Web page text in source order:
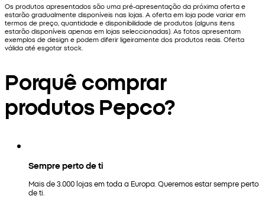
Os produtos apresentados são uma pré-apresentação da próxima oferta e
estarão gradualmente disponíveis nas lojas. A oferta em loja pode variar em
termos de preço, quantidade e disponibilidade de produtos (alguns itens
estarão disponíveis apenas em lojas seleccionadas). As fotos apresentam
exemplos de design e podem diferir ligeiramente dos produtos reais. Oferta
válida até esgotar stock.
Porquê comprar
produtos Pepco?
Sempre perto de ti
Mais de 3.000 lojas em toda a Europa. Queremos estar sempre perto
de ti.